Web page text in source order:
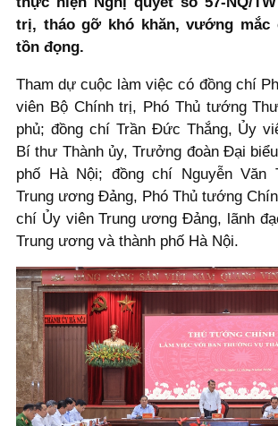
trị, tháo gỡ khó khăn, vướng mắc
tồn đọng.
Tham dự cuộc làm việc có đồng chí
viên Bộ Chính trị, Phó Thủ tướng
phủ; đồng chí Trần Đức Thắng, Ủy
Bí thư Thành ủy, Trưởng đoàn Đại
phố Hà Nội; đồng chí Nguyễn Văn
Trung ương Đảng, Phó Thủ tướng
chí Ủy viên Trung ương Đảng, lãnh
Trung ương và thành phố Hà Nội.